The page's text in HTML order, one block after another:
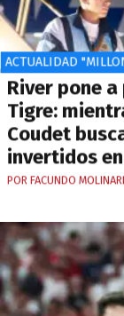
ACTUALIDAD
River pone
Tigre:
Coudet
invertidos
POR FACUNDO MOLINARI